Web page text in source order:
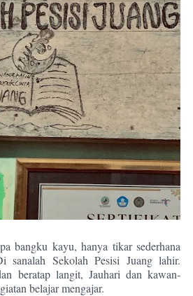
bangku kayu, hanya tikar sederhana
sanalah Sekolah Pesisi Juang lahir.
beratap langit, Jauhari dan kawan-
belajar mengajar.